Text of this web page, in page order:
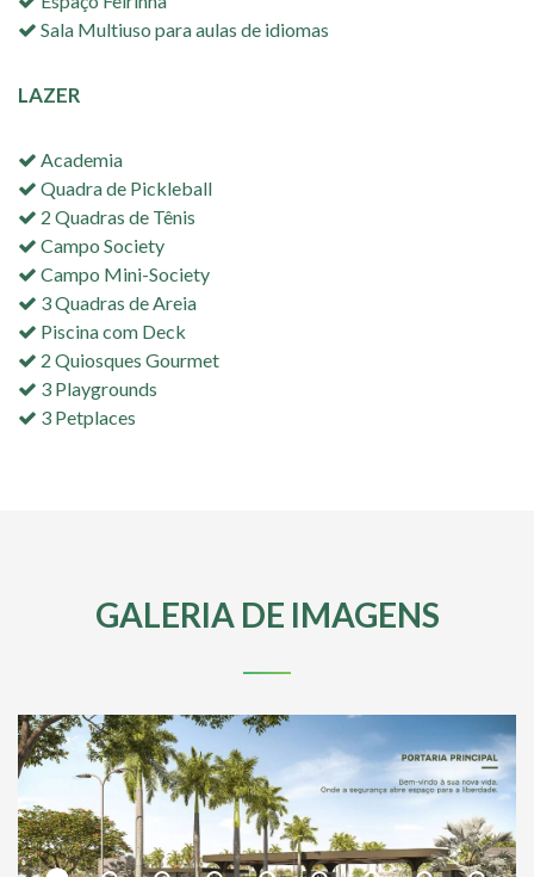
Sala Multiuso para aulas de idiomas
LAZER
Academia
Quadra de Pickleball
2 Quadras de Tênis
Campo Society
Campo Mini-Society
3 Quadras de Areia
Piscina com Deck
2 Quiosques Gourmet
3 Playgrounds
3 Petplaces
GALERIA DE IMAGENS